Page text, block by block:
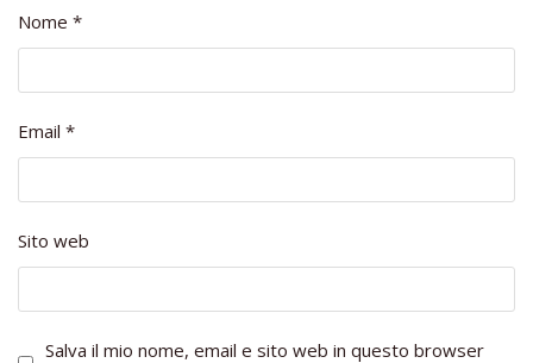
Nome *
Email *
Sito web
Salva il mio nome, email e sito web in questo browser